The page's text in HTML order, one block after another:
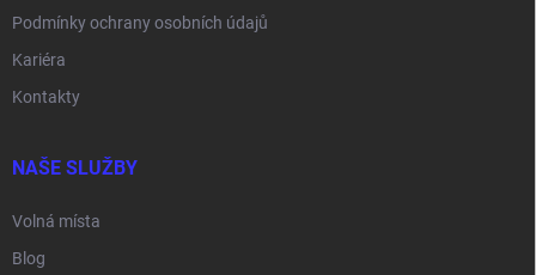
Podmínky ochrany osobních údajů
Kariéra
Kontakty
NAŠE SLUŽBY
Volná místa
Blog